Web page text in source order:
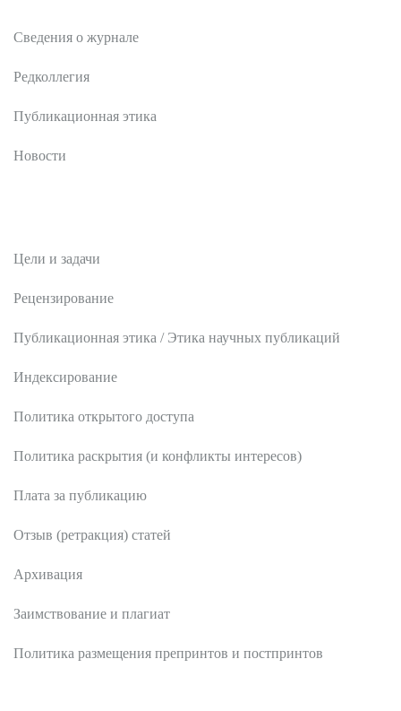
Сведения о журнале
Редколлегия
Публикационная этика
Новости
Цели и задачи
Рецензирование
Публикационная этика / Этика научных публикаций
Индексирование
Политика открытого доступа
Политика раскрытия (и конфликты интересов)
Плата за публикацию
Отзыв (ретракция) статей
Архивация
Заимствование и плагиат
Политика размещения препринтов и постпринтов